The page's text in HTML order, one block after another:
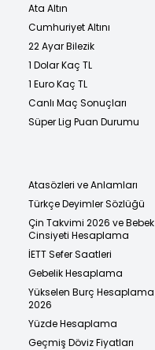
Ata Altın
Cumhuriyet Altını
22 Ayar Bilezik
1 Dolar Kaç TL
1 Euro Kaç TL
Canlı Maç Sonuçları
Süper Lig Puan Durumu
Atasözleri ve Anlamları
Türkçe Deyimler Sözlüğü
Çin Takvimi 2026 ve Bebek
Cinsiyeti Hesaplama
İETT Sefer Saatleri
Gebelik Hesaplama
Yükselen Burç Hesaplama
2026
Yüzde Hesaplama
Geçmiş Döviz Fiyatları